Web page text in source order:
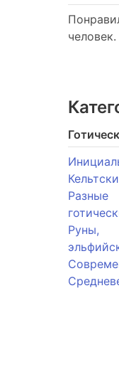
человек.
Разные
Руны,